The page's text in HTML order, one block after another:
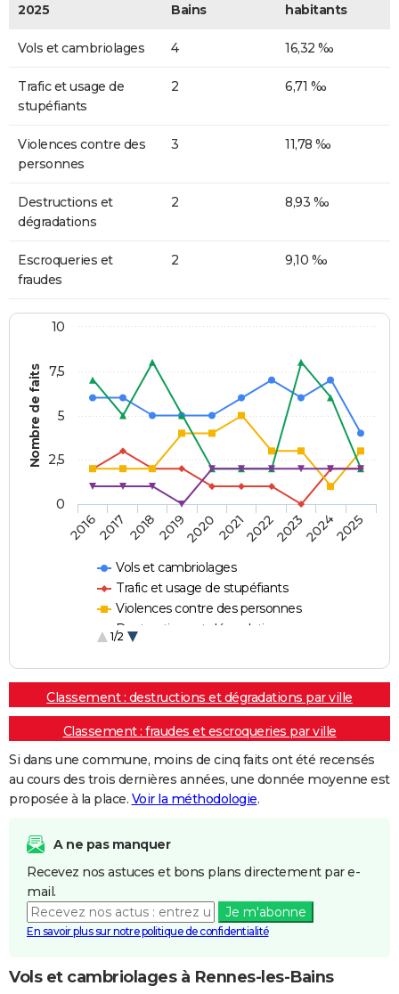
2025
Bains
habitants
Vols et cambriolages 4 16,32 ‰
Trafic et usage de
stupéfiants
2 6,71 ‰
Violences contre des
personnes
3 11,78 ‰
Destructions et
dégradations
2 8,93 ‰
Escroqueries et
fraudes
2 9,10 ‰
Nombre de faits
Vols et cambriolages
Trafic et usage de stupéfiants
Violences contre des personnes
Destructions et dégradations
1/2
20162017 20182019202020212022202320242025
0
2,5
5
7,5
10
Classement : destructions et dégradations par ville
Classement : fraudes et escroqueries par ville
Si dans une commune, moins de cinq faits ont été recensés
au cours des trois dernières années, une donnée moyenne est
proposée à la place. Voir la méthodologie.
A ne pas manquer
Recevez nos astuces et bons plans directement par e-
mail.
Je m'abonne
En savoir plus sur notre politique de confidentialité
Vols et cambriolages à Rennes-les-Bains